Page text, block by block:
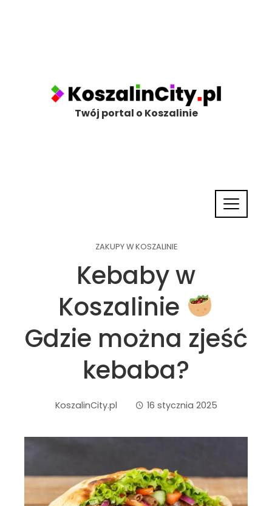
Twój portal o Koszalinie
ZAKUPY W KOSZALINIE
Kebaby w
Koszalinie
Gdzie można zjeść
kebaba?
KoszalinCity.pl 16 stycznia 2025